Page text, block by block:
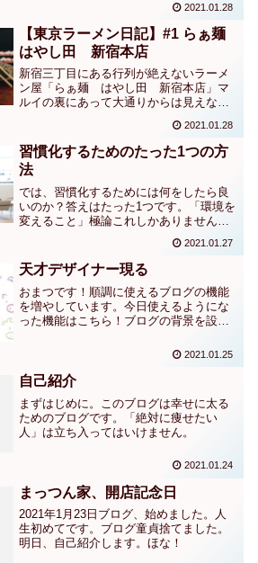
こで合ってるのか！？」と思ってしまう
ビルです。一度行くと意味が分かります
笑
2021.01.28
【東京ラーメン日記】#1 らぁ麺
はやし田 新宿本店
新宿三丁目にある行列が絶えないラーメ
ン屋「らぁ麺 はやし田 新宿本店」マ
ルイの裏にあって大通りからは見えない
迷うことはないです。そして、行列に並
んででも食べる価値のあるラーメンで
す！
2021.01.28
習慣化するためのたった1つの方
法
では、習慣化するためには何をしたら良
いのか？答えはたった1つです。「環境を
変えること」極論これしかありません。
2021.01.27
天才デザイナー現る
おまつです！順調に使えるブログの機能
を増やしています。今日使えるようにな
った機能はこちら！ブログの背景を設定
→「背景画像」→好きな画像を選ぶ僕は
マを...
2021.01.25
自己紹介
まずはじめに。このブログは幸せに太る
ためのブログです。「絶対に痩せたい
人」は立ち入ってはいけません。
2021.01.24
まっつん家、開店記念日
2021年1月23日ブログ、始めました。人
生初めてです。ブログ童貞捨てました。
明日、自己紹介します。ほな！